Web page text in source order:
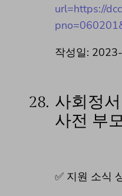
url=https://
작성일:
28. 사회정
사전 부
✅ 지원 소식